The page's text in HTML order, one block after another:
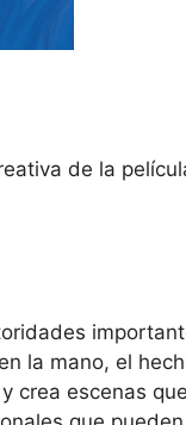
de la
la mano, el
crea escenas